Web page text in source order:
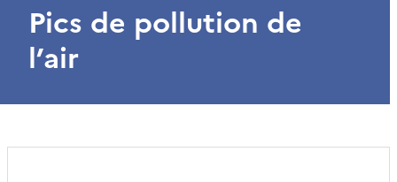
Pics de pollution de
l’air